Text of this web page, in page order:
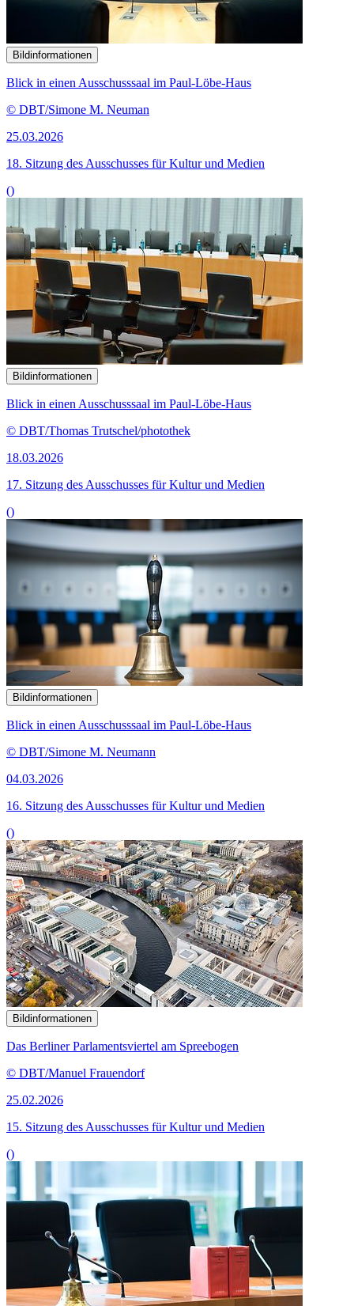
Bildinformationen
Blick in einen Ausschusssaal im Paul-Löbe-Haus
© DBT/Simone M. Neuman
25.03.2026
18. Sitzung des Ausschusses für Kultur und Medien
()
Bildinformationen
Blick in einen Ausschusssaal im Paul-Löbe-Haus
© DBT/Thomas Trutschel/photothek
18.03.2026
17. Sitzung des Ausschusses für Kultur und Medien
()
Bildinformationen
Blick in einen Ausschusssaal im Paul-Löbe-Haus
© DBT/Simone M. Neumann
04.03.2026
16. Sitzung des Ausschusses für Kultur und Medien
()
Bildinformationen
Das Berliner Parlamentsviertel am Spreebogen
© DBT/Manuel Frauendorf
25.02.2026
15. Sitzung des Ausschusses für Kultur und Medien
()